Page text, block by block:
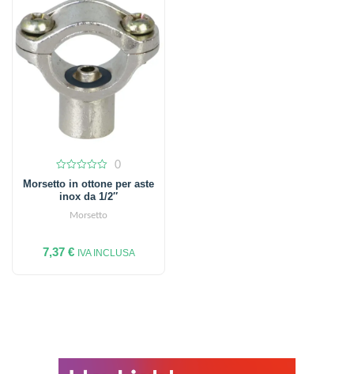
out
of
0
Morsetto in ottone per aste
inox da 1/2″
Morsetto
7,37 € IVA INCLUSA